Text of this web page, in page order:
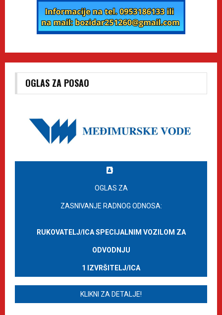
OGLAS ZA POSAO
OGLAS ZA
ZASNIVANJE RADNOG ODNOSA:
RUKOVATELJ/ICA SPECIJALNIM VOZILOM ZA
ODVODNJU
1 IZVRŠITELJ/ICA
KLIKNI ZA DETALJE!